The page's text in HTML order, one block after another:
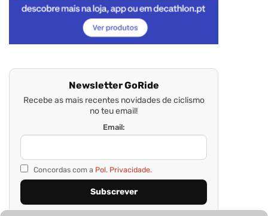
Newsletter GoRide
Recebe as mais recentes novidades de ciclismo
no teu email!
Email:
Concordas com a Pol. Privacidade.